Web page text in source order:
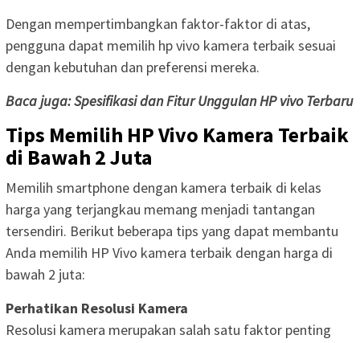
Dengan mempertimbangkan faktor-faktor di atas,
pengguna dapat memilih hp vivo kamera terbaik sesuai
dengan kebutuhan dan preferensi mereka.
Baca juga: Spesifikasi dan Fitur Unggulan HP vivo Terbaru
Tips Memilih HP Vivo Kamera Terbaik
di Bawah 2 Juta
Memilih smartphone dengan kamera terbaik di kelas
harga yang terjangkau memang menjadi tantangan
tersendiri. Berikut beberapa tips yang dapat membantu
Anda memilih HP Vivo kamera terbaik dengan harga di
bawah 2 juta:
Perhatikan Resolusi Kamera
Resolusi kamera merupakan salah satu faktor penting